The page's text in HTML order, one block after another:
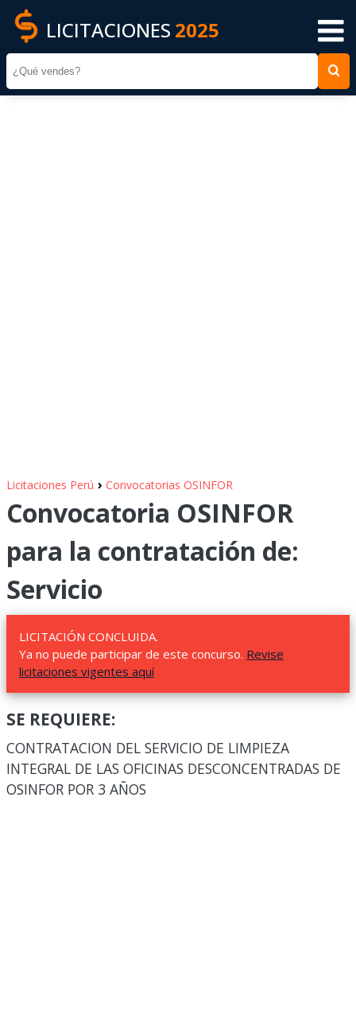
LICITACIONES 2025
Licitaciones Perú › Convocatorias OSINFOR
Convocatoria OSINFOR
para la contratación de:
Servicio
LICITACIÓN CONCLUIDA.
Ya no puede participar de este concurso. Revise
licitaciones vigentes aquí
SE REQUIERE:
CONTRATACION DEL SERVICIO DE LIMPIEZA
INTEGRAL DE LAS OFICINAS DESCONCENTRADAS DE
OSINFOR POR 3 AÑOS